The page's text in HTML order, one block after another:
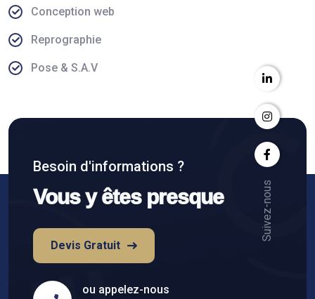
Suivez-nous
Conception web
Reprographie
Pose & S.A.V
Besoin d'informations ?
Vous y êtes presque
Devis Gratuit
ou appelez-nous